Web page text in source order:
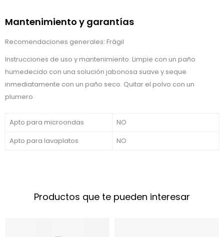
Mantenimiento y garantías
Recomendaciones generales: Frágil
Instrucciones de uso y mantenimiento: Limpie con un paño
humedecido con una solución jabonosa suave y seque
inmediatamente con un paño seco. Quitar el polvo con un
plumero.
Apto para microondas
NO
Apto para lavaplatos
NO
Productos que te pueden interesar